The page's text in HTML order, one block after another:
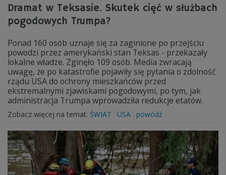
Dramat w Teksasie. Skutek cięć w służbach
pogodowych Trumpa?
Ponad 160 osób uznaje się za zaginione po przejściu
powodzi przez amerykański stan Teksas - przekazały
lokalne władze. Zginęło 109 osób. Media zwracają
uwagę, że po katastrofie pojawiły się pytania o zdolność
rządu USA do ochrony mieszkańców przed
ekstremalnymi zjawiskami pogodowymi, po tym, jak
administracja Trumpa wprowadziła redukcje etatów.
Zobacz więcej na temat: ŚWIAT USA powódź